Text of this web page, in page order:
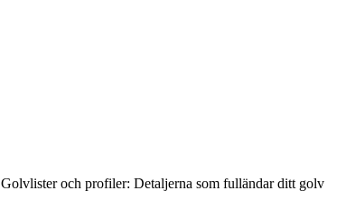
Golvlister och profiler: Detaljerna som fulländar ditt golv